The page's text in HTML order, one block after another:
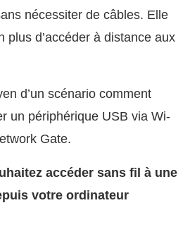
nécessiter de câbles. Elle
plus d’accéder à distance aux
d’un scénario comment
un périphérique USB via Wi-
Gate.
accéder sans fil à une
votre ordinateur